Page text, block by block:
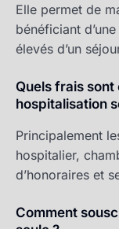
Elle permet de
bénéficiant
élevés d’un
Quels frais
hospitalisation
Principalement
hospitalier,
d’honoraires et
Comment